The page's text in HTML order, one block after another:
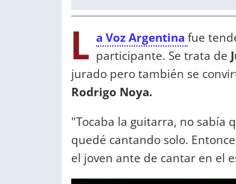
L a Voz Argentina fue
participante. Se trata de
jurado pero también se
Rodrigo Noya.
"Tocaba la guitarra, no sabía
quedé cantando solo.
el joven ante de cantar en el